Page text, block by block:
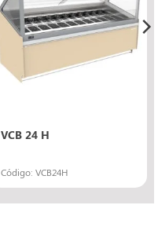
VCB 24 H
Código: VCB24H